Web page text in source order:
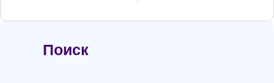
Поиск